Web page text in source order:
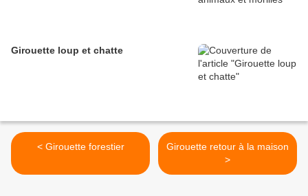
Girouette loup et chatte
< Girouette forestier
Girouette retour à la maison
>